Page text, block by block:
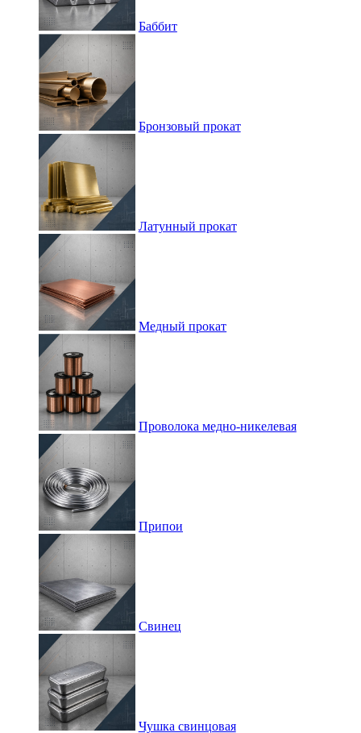
Баббит
Бронзовый прокат
Латунный прокат
Медный прокат
Проволока медно-никелевая
Припои
Свинец
Чушка свинцовая